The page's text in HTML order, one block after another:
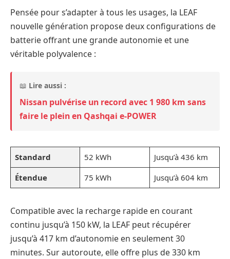
Pensée pour s’adapter à tous les usages, la LEAF
nouvelle génération propose deux configurations de
batterie offrant une grande autonomie et une
véritable polyvalence :
📖 Lire aussi :
Nissan pulvérise un record avec 1 980 km sans
faire le plein en Qashqai e-POWER
Standard 52 kWh
Jusqu’à 436 km
Étendue
75 kWh Jusqu’à 604 km
Compatible avec la recharge rapide en courant
continu jusqu’à 150 kW, la LEAF peut récupérer
jusqu’à 417 km d’autonomie en seulement 30
minutes. Sur autoroute, elle offre plus de 330 km